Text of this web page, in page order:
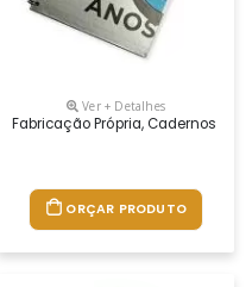
Do Seu Jeito.tamanhos
Ver + Detalhes
Fabricação Própria, Cadernos
ORÇAR PRODUTO